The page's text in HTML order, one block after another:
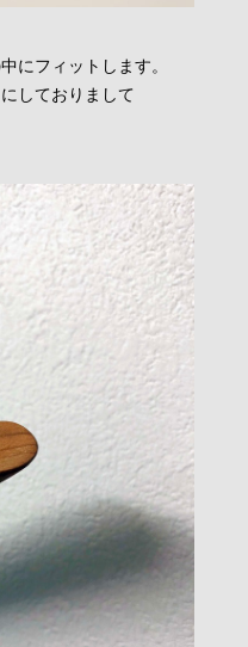
にフィットします。
しておりまして